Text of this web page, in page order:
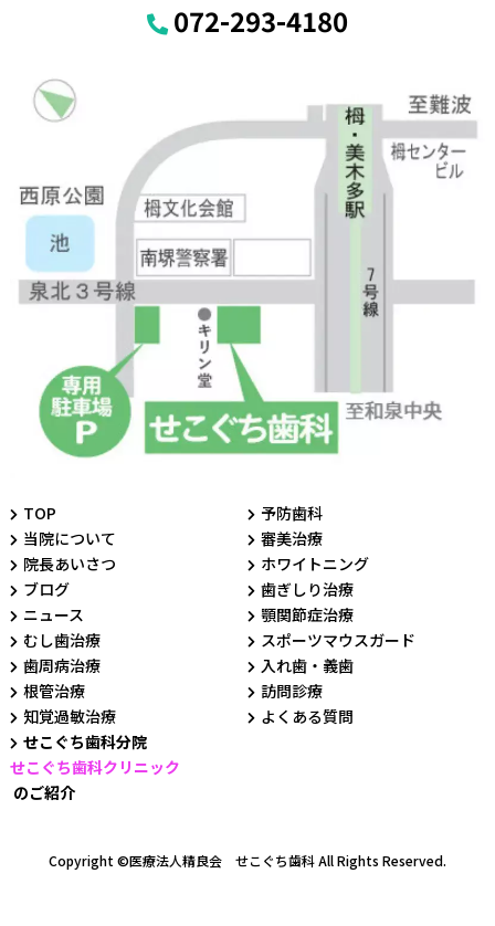
072-293-4180
TOP
予防歯科
当院について
審美治療
院長あいさつ
ホワイトニング
ブログ
歯ぎしり治療
ニュース
顎関節症治療
むし歯治療
スポーツマウスガード
歯周病治療
入れ歯・義歯
根管治療
訪問診療
知覚過敏治療
よくある質問
せこぐち歯科分院
せこぐち歯科クリニック
のご紹介
Copyright ©医療法人精良会 せこぐち歯科 All Rights Reserved.